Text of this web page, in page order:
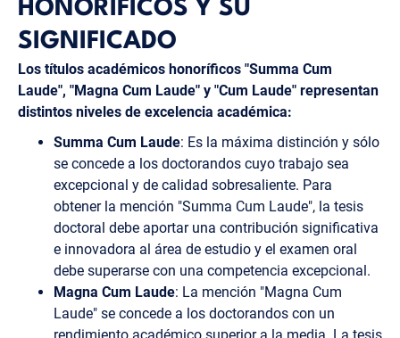
HONORÍFICOS Y SU
SIGNIFICADO
Los títulos académicos honoríficos "Summa Cum
Laude", "Magna Cum Laude" y "Cum Laude" representan
distintos niveles de excelencia académica:
Summa Cum Laude: Es la máxima distinción y sólo
se concede a los doctorandos cuyo trabajo sea
excepcional y de calidad sobresaliente. Para
obtener la mención "Summa Cum Laude", la tesis
doctoral debe aportar una contribución significativa
e innovadora al área de estudio y el examen oral
debe superarse con una competencia excepcional.
Magna Cum Laude: La mención "Magna Cum
Laude" se concede a los doctorandos con un
rendimiento académico superior a la media. La tesis